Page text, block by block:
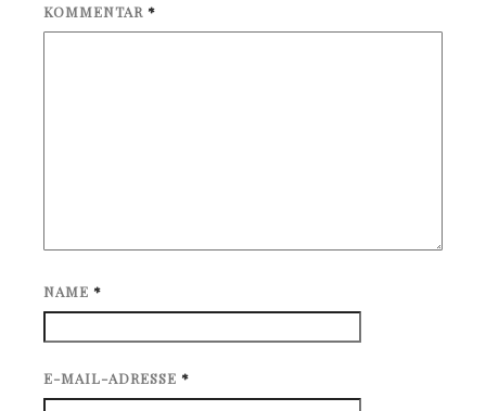
KOMMENTAR *
NAME *
E-MAIL-ADRESSE *